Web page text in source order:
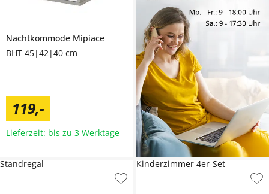
Nachtkommode Mipiace
BHT 45|42|40 cm
119,-
Lieferzeit: bis zu 3 Werktage
Standregal Kinderzimmer 4er-Set